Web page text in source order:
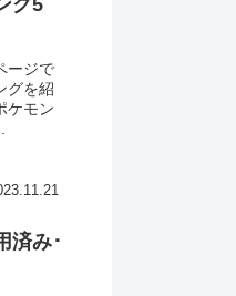
ージで
グを紹
ケモン
済み･